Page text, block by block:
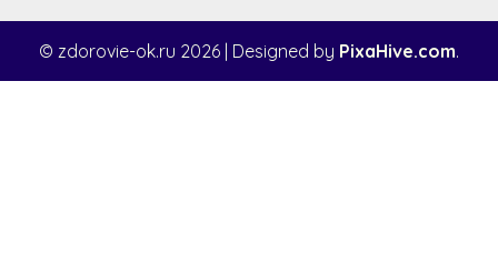
© zdorovie-ok.ru 2026 Designed by PixaHive.com.